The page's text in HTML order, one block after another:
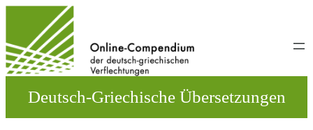
wechseln
Deutsch-Griechische Übersetzungen